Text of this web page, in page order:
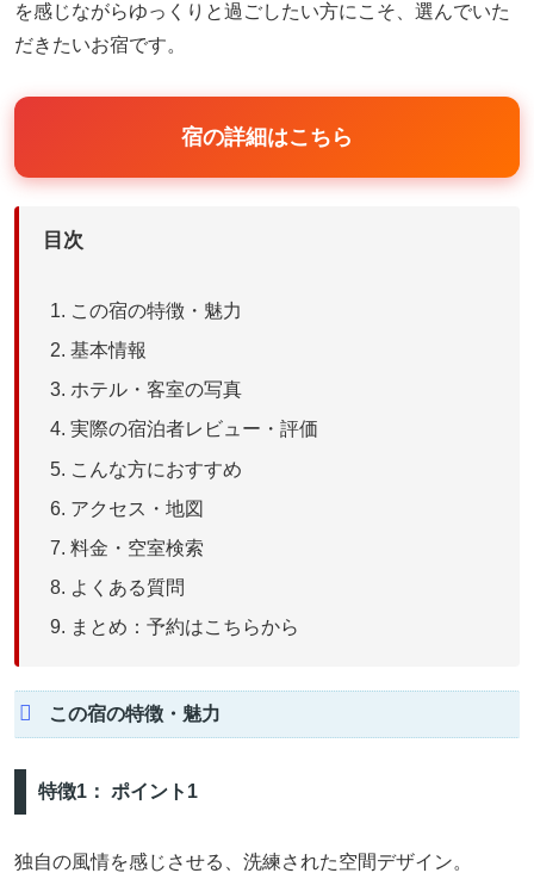
を感じながらゆっくりと過ごしたい方にこそ、選んでいた
だきたいお宿です。
宿の詳細はこちら
目次
この宿の特徴・魅力
基本情報
ホテル・客室の写真
実際の宿泊者レビュー・評価
こんな方におすすめ
アクセス・地図
料金・空室検索
よくある質問
まとめ：予約はこちらから
この宿の特徴・魅力
特徴1： ポイント1
独自の風情を感じさせる、洗練された空間デザイン。